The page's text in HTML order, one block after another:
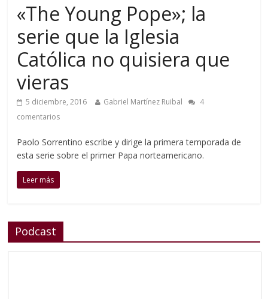
«The Young Pope»; la
serie que la Iglesia
Católica no quisiera que
vieras
5 diciembre, 2016 Gabriel Martínez Ruibal
4
comentarios
Paolo Sorrentino escribe y dirige la primera temporada de
esta serie sobre el primer Papa norteamericano.
Leer más
Podcast